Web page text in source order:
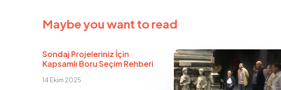
Maybe you want to read
Sondaj Projeleriniz İçin
Kapsamlı Boru Seçim Rehberi
14 Ekim 2025